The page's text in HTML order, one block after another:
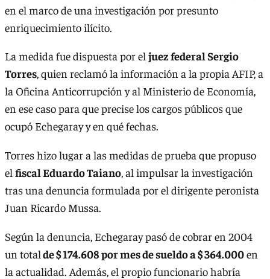
en el marco de una investigación por presunto
enriquecimiento ilícito.
La medida fue dispuesta por el juez federal Sergio
Torres, quien reclamó la información a la propia AFIP, a
la Oficina Anticorrupción y al Ministerio de Economía,
en ese caso para que precise los cargos públicos que
ocupó Echegaray y en qué fechas.
Torres hizo lugar a las medidas de prueba que propuso
el fiscal Eduardo Taiano, al impulsar la investigación
tras una denuncia formulada por el dirigente peronista
Juan Ricardo Mussa.
Según la denuncia, Echegaray pasó de cobrar en 2004
un totalde $ 174.608 por mes de sueldo a $ 364.000en
la actualidad. Además, el propio funcionario habría